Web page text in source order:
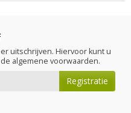
uitschrijven. Hiervoor kunt u
algemene voorwaarden.